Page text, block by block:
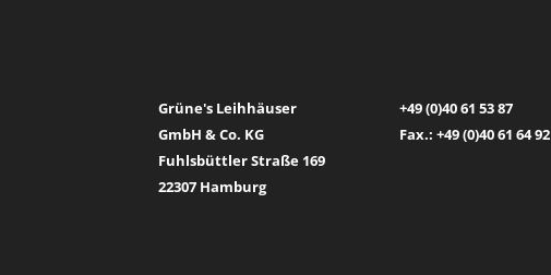
Grüne's Leihhäuser
GmbH & Co. KG
Fuhlsbüttler Straße 169
22307 Hamburg
+49 (0)40 61 53 87
Fax.: +49 (0)40 61 64 92